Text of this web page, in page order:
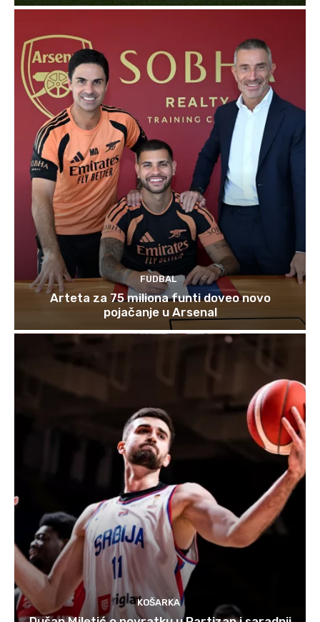
FUDBAL
Arteta za 75 miliona funti doveo novo
pojačanje u Arsenal
KOŠARKA